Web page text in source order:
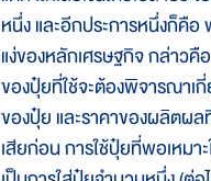
หนึ่ง และอีกประการหนึ่งก็คือ
แง่ของหลักเศรษฐกิจ กล่าว
ของปุ๋ยที่ใช้จะต้องพิจารณาเ
ของปุ๋ย และราคาของผลิตผล
เสียก่อน การใช้ปุ๋ยที่พอเหมา